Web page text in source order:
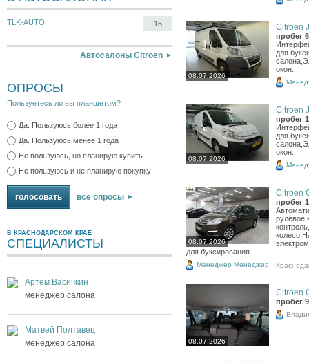
TLK-AUTO 16
Автосалоны Citroen
ОПРОСЫ
Пользуетесь ли вы планшетом?
Да. Пользуюсь более 1 года
Да. Пользуюсь менее 1 года
Не пользуюсь, но планирую купить
Не пользуюсь и не планирую покупку
все опросы
В КРАСНОДАРСКОМ КРАЕ
СПЕЦИАЛИСТЫ
Артем Васичкин
менеджер салона
Матвей Полтавец
менеджер салона
08.07.2026
Citroen
пробег
для
окон...
08.07.2026
Citroen
пробег
для
окон...
08.07.2026
Citroen
пробег
рулевое
для буксирования...
Менеджер Менеджер
08.07.2026
Citroen
пробег